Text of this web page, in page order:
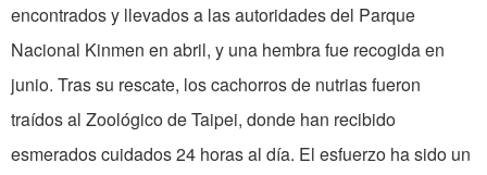
encontrados y llevados a las autoridades del Parque
Nacional Kinmen en abril, y una hembra fue recogida en
junio. Tras su rescate, los cachorros de nutrias fueron
traídos al Zoológico de Taipei, donde han recibido
esmerados cuidados 24 horas al día. El esfuerzo ha sido un